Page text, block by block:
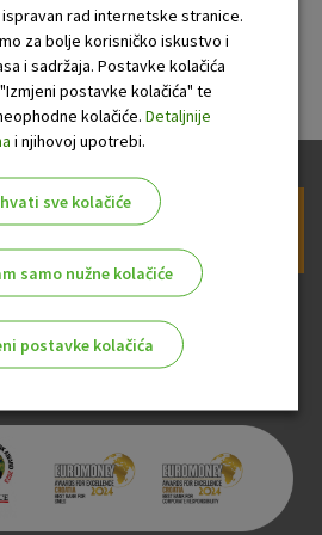
klijente, korisnike prešutnih
srpnja 2023. umjesto usluge
ugovoriti dopušteno
dostupno jeovdje.
OTP banke
rad internetske stranice.
za bolje korisničko iskustvo i
i sadržaja. Postavke kolačića
postavke kolačića" te
kolačiće. Detaljnije
i njihovoj upotrebi.
sve kolačiće
samo nužne kolačiće
postavke kolačića